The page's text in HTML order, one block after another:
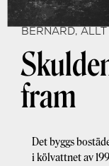
BERNARD,
fram
Det byggs
i kölvattnet av